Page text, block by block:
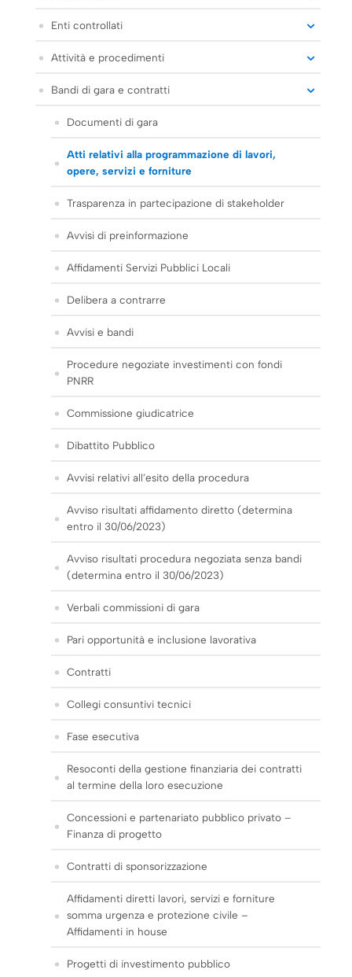
Enti controllati
Attività e procedimenti
Bandi di gara e contratti
Documenti di gara
Atti relativi alla programmazione di lavori,
opere, servizi e forniture
Trasparenza in partecipazione di stakeholder
Avvisi di preinformazione
Affidamenti Servizi Pubblici Locali
Delibera a contrarre
Avvisi e bandi
Procedure negoziate investimenti con fondi
PNRR
Commissione giudicatrice
Dibattito Pubblico
Avvisi relativi all’esito della procedura
Avviso risultati affidamento diretto (determina
entro il 30/06/2023)
Avviso risultati procedura negoziata senza bandi
(determina entro il 30/06/2023)
Verbali commissioni di gara
Pari opportunità e inclusione lavorativa
Contratti
Collegi consuntivi tecnici
Fase esecutiva
Resoconti della gestione finanziaria dei contratti
al termine della loro esecuzione
Concessioni e partenariato pubblico privato –
Finanza di progetto
Contratti di sponsorizzazione
Affidamenti diretti lavori, servizi e forniture
somma urgenza e protezione civile –
Affidamenti in house
Progetti di investimento pubblico